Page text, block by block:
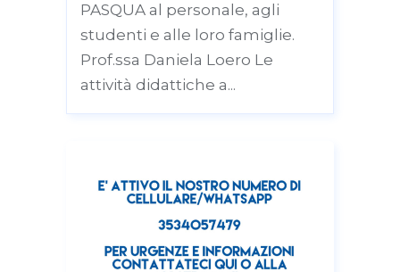
PASQUA al personale, agli
studenti e alle loro famiglie.
Prof.ssa Daniela Loero Le
attività didattiche a...